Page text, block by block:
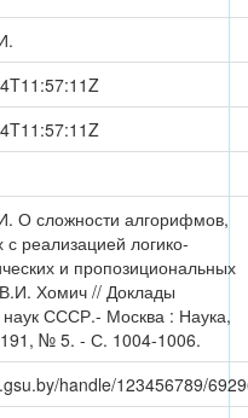
О сложности алгорифмов,
с реализацией логико-
и пропозициональных
Хомич // Доклады
СССР.- Москва : Наука,
№ 5. - С. 1004-1006.
handle/123456789/